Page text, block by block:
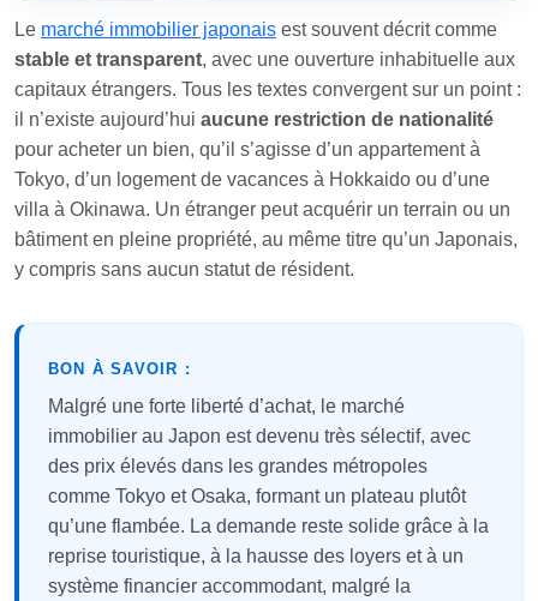
Le marché immobilier japonais est souvent décrit comme
stable et transparent, avec une ouverture inhabituelle aux
capitaux étrangers. Tous les textes convergent sur un point :
il n’existe aujourd’hui aucune restriction de nationalité
pour acheter un bien, qu’il s’agisse d’un appartement à
Tokyo, d’un logement de vacances à Hokkaido ou d’une
villa à Okinawa. Un étranger peut acquérir un terrain ou un
bâtiment en pleine propriété, au même titre qu’un Japonais,
y compris sans aucun statut de résident.
BON À SAVOIR :
Malgré une forte liberté d’achat, le marché
immobilier au Japon est devenu très sélectif, avec
des prix élevés dans les grandes métropoles
comme Tokyo et Osaka, formant un plateau plutôt
qu’une flambée. La demande reste solide grâce à la
reprise touristique, à la hausse des loyers et à un
système financier accommodant, malgré la